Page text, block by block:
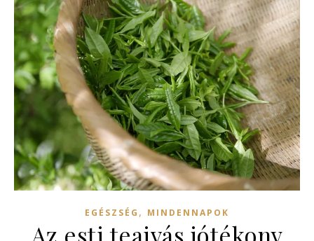
EGÉSZSÉG , MINDENNAPOK
Az esti teaivás jótékony